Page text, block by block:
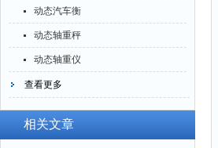
动态汽车衡
动态轴重秤
动态轴重仪
查看更多
相关文章